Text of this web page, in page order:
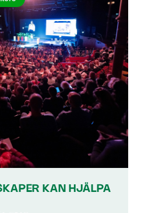
KAN HJÄLPA